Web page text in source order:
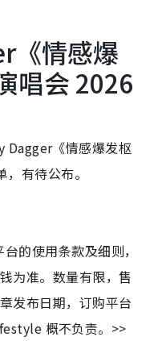
《情感爆
唱会 2026
《情感爆发枢
有待公布。
的使用条款及细则，
为准。数量有限，售
发布日期，订购平台
概不负责。>>